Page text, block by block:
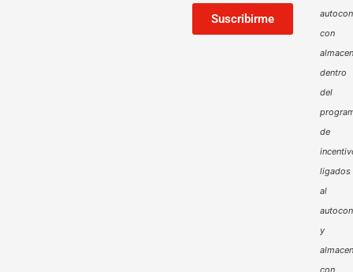
Suscribirme
con
dentro
del
de
ligados
al
y
con